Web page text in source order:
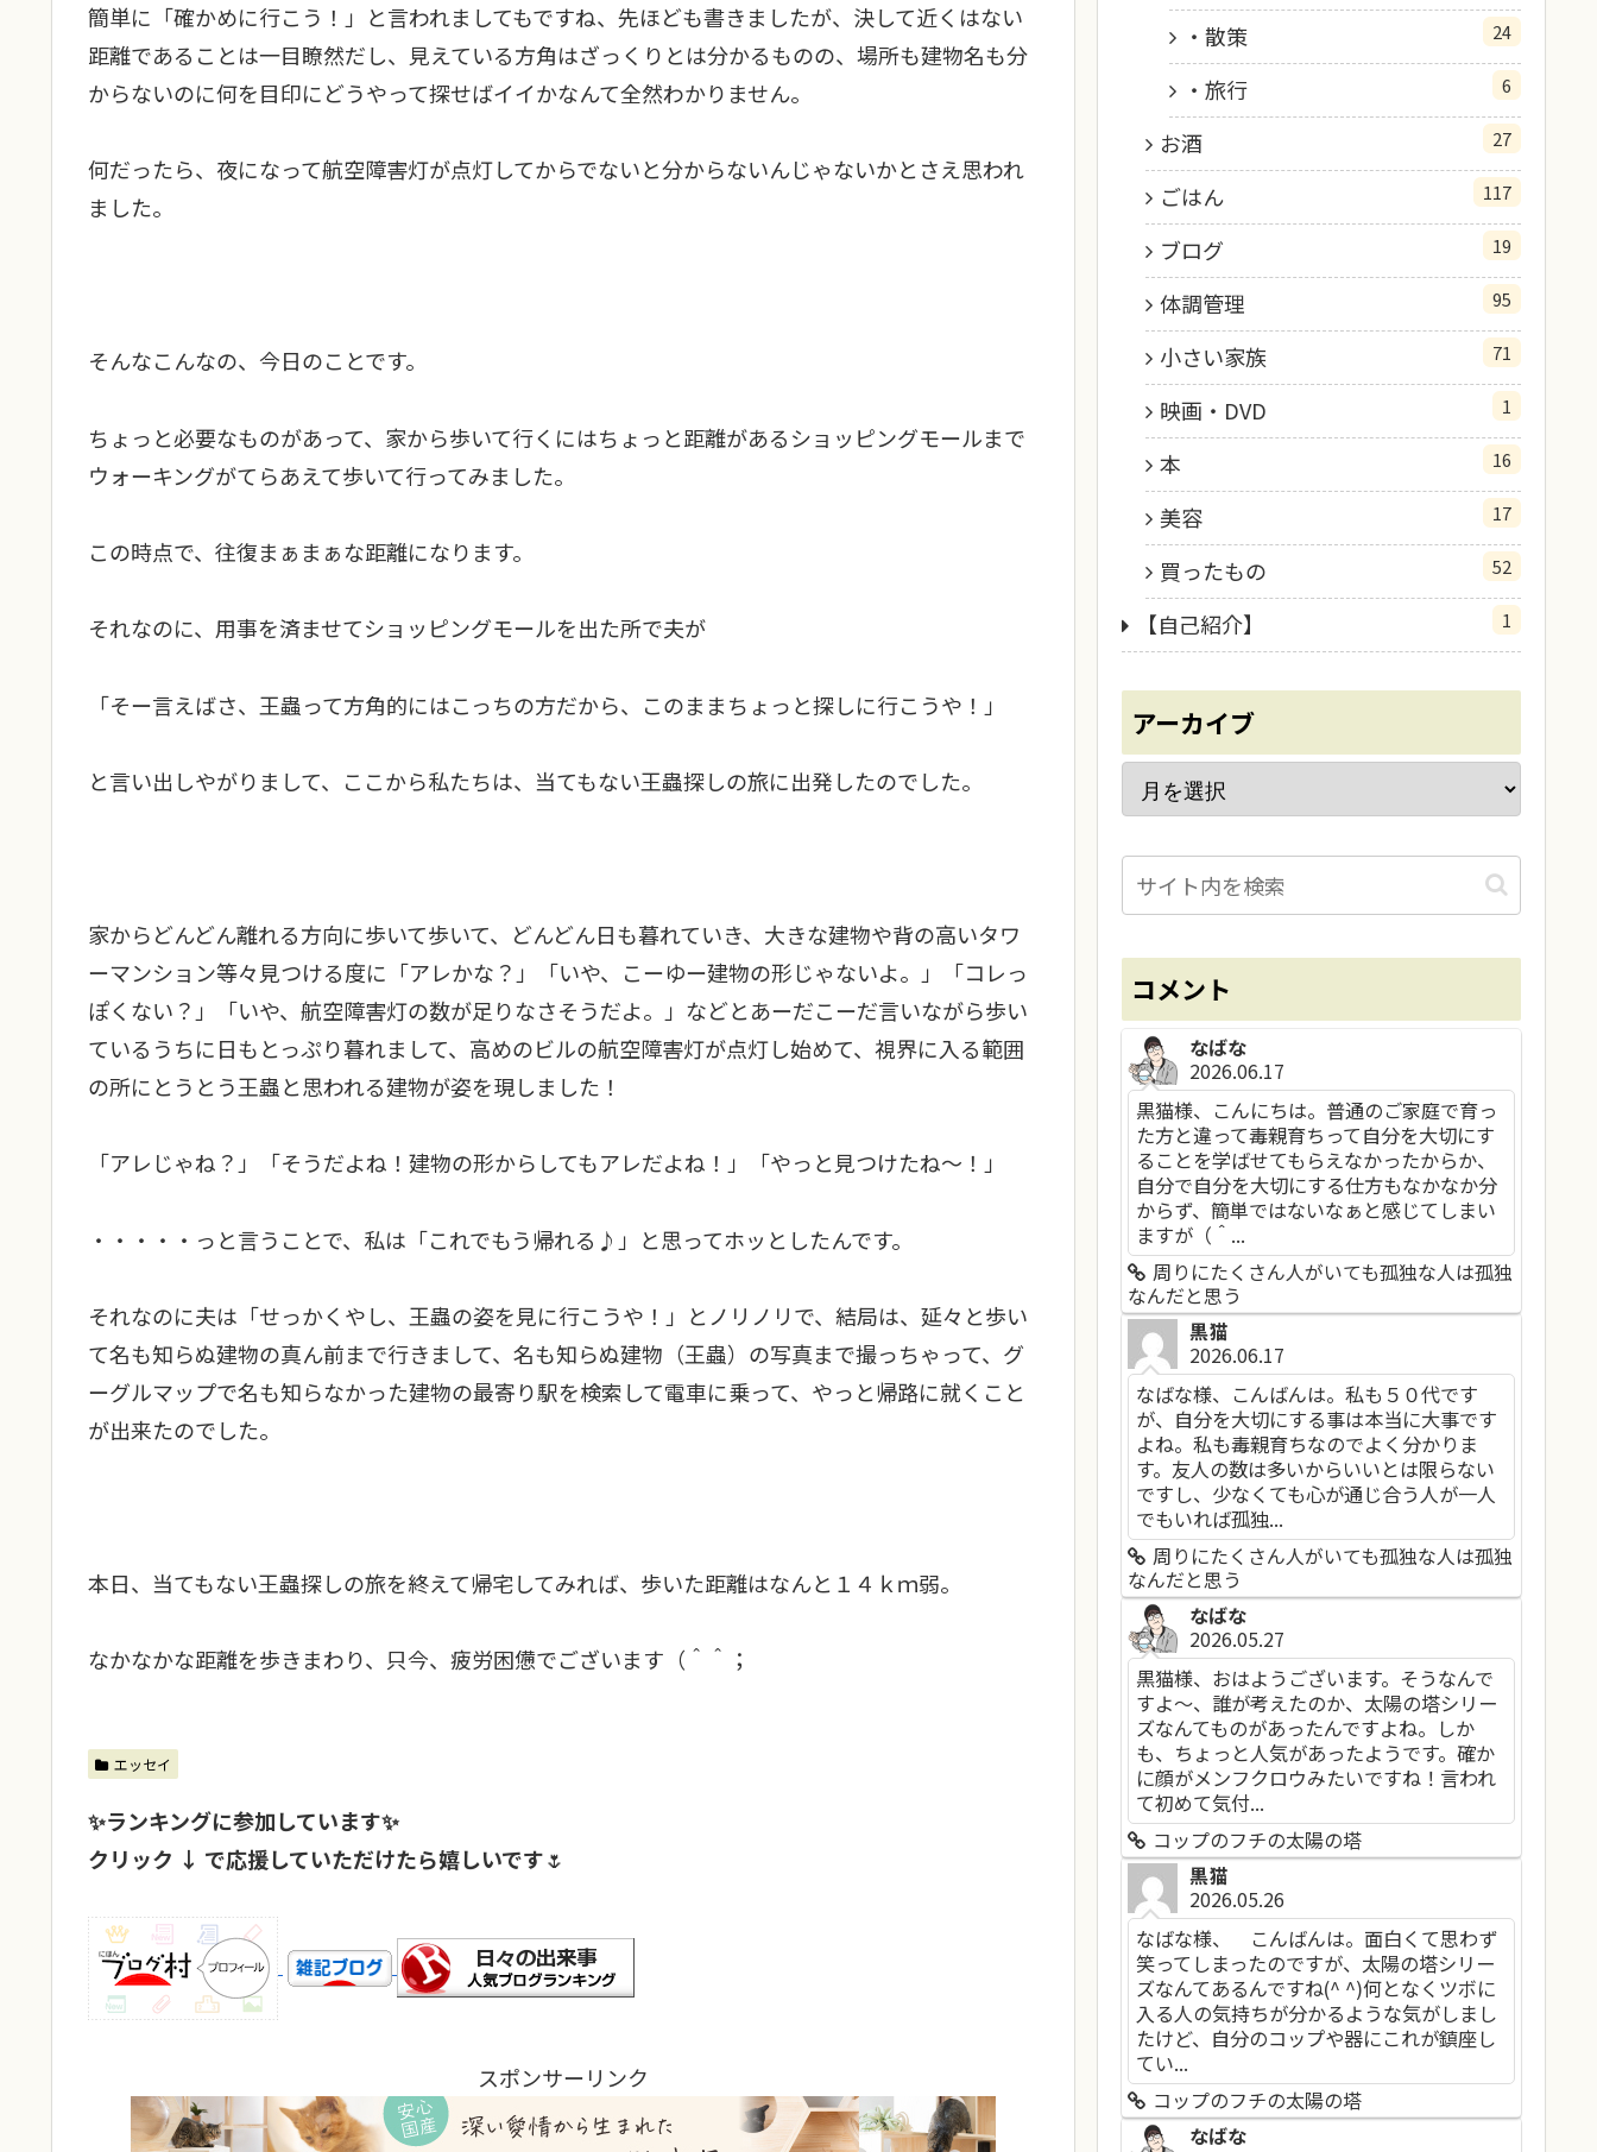
簡単に「確かめに行こう！」と言われましてもですね、先ほども書きましたが、決して近くはない
距離であることは一目瞭然だし、見えている方角はざっくりとは分かるものの、場所も建物名も分
からないのに何を目印にどうやって探せばイイかなんて全然わかりません。
何だったら、夜になって航空障害灯が点灯してからでないと分からないんじゃないかとさえ思われ
ました。
そんなこんなの、今日のことです。
ちょっと必要なものがあって、家から歩いて行くにはちょっと距離があるショッピングモールまで
ウォーキングがてらあえて歩いて行ってみました。
この時点で、往復まぁまぁな距離になります。
それなのに、用事を済ませてショッピングモールを出た所で夫が
「そー言えばさ、王蟲って方角的にはこっちの方だから、このままちょっと探しに行こうや！」
と言い出しやがりまして、ここから私たちは、当てもない王蟲探しの旅に出発したのでした。
家からどんどん離れる方向に歩いて歩いて、どんどん日も暮れていき、大きな建物や背の高いタワ
ーマンション等々見つける度に「アレかな？」「いや、こーゆー建物の形じゃないよ。」「コレっ
ぽくない？」「いや、航空障害灯の数が足りなさそうだよ。」などとあーだこーだ言いながら歩い
ているうちに日もとっぷり暮れまして、高めのビルの航空障害灯が点灯し始めて、視界に入る範囲
の所にとうとう王蟲と思われる建物が姿を現しました！
「アレじゃね？」「そうだよね！建物の形からしてもアレだよね！」「やっと見つけたね～！」
・・・・・っと言うことで、私は「これでもう帰れる♪」と思ってホッとしたんです。
それなのに夫は「せっかくやし、王蟲の姿を見に行こうや！」とノリノリで、結局は、延々と歩い
て名も知らぬ建物の真ん前まで行きまして、名も知らぬ建物（王蟲）の写真まで撮っちゃって、グ
ーグルマップで名も知らなかった建物の最寄り駅を検索して電車に乗って、やっと帰路に就くこと
が出来たのでした。
本日、当てもない王蟲探しの旅を終えて帰宅してみれば、歩いた距離はなんと１４ｋｍ弱。
なかなかな距離を歩きまわり、只今、疲労困憊でございます（＾＾；
エッセイ
✨ランキングに参加しています✨
クリック ↓ で応援していただけたら嬉しいです🌷
スポンサーリンク
・散策 24
・旅行 6
お酒 27
ごはん 117
ブログ 19
体調管理 95
小さい家族 71
映画・DVD 1
本 16
美容 17
買ったもの 52
【自己紹介】 1
アーカイブ
コメント
なばな
2026.06.17
黒猫様、こんにちは。普通のご家庭で育っ
た方と違って毒親育ちって自分を大切にす
ることを学ばせてもらえなかったからか、
自分で自分を大切にする仕方もなかなか分
からず、簡単ではないなぁと感じてしまい
ますが（＾...
周りにたくさん人がいても孤独な人は孤独
なんだと思う
黒猫
2026.06.17
なばな様、こんばんは。私も５０代です
が、自分を大切にする事は本当に大事です
よね。私も毒親育ちなのでよく分かりま
す。友人の数は多いからいいとは限らない
ですし、少なくても心が通じ合う人が一人
でもいれば孤独...
周りにたくさん人がいても孤独な人は孤独
なんだと思う
なばな
2026.05.27
黒猫様、おはようございます。そうなんで
すよ～、誰が考えたのか、太陽の塔シリー
ズなんてものがあったんですよね。しか
も、ちょっと人気があったようです。確か
に顔がメンフクロウみたいですね！言われ
て初めて気付...
コップのフチの太陽の塔
黒猫
2026.05.26
なばな様、 こんばんは。面白くて思わず
笑ってしまったのですが、太陽の塔シリー
ズなんてあるんですね(^ ^)何となくツボに
入る人の気持ちが分かるような気がしまし
たけど、自分のコップや器にこれが鎮座し
てい...
コップのフチの太陽の塔
なばな